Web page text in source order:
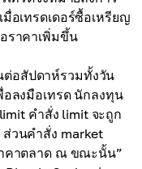
อเทรดเดอร์ซื้อเหรียญ
ราคาเพิ่มขึ้น
ต่อสัปดาห์รวมทั้งวัน
ลงมือเทรด นักลงทุน
คำสั่ง limit จะถูก
วนคำสั่ง market
คาตลาด ณ ขณะนั้น”